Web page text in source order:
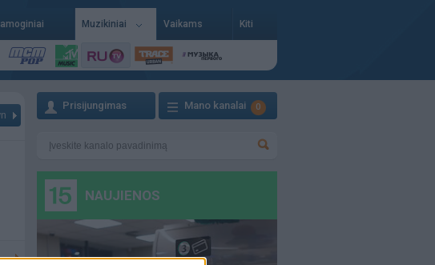
Muzikiniai Vaikams Kiti
Prisijungimas Mano kanalai 0